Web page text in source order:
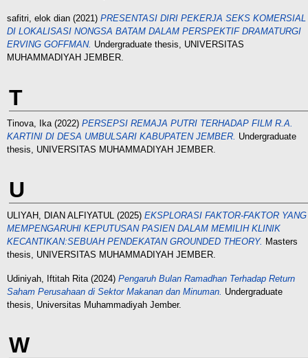
safitri, elok dian (2021) PRESENTASI DIRI PEKERJA SEKS KOMERSIAL
DI LOKALISASI NONGSA BATAM DALAM PERSPEKTIF DRAMATURGI
ERVING GOFFMAN. Undergraduate thesis, UNIVERSITAS
MUHAMMADIYAH JEMBER.
T
Tinova, Ika(2022) PERSEPSI REMAJA PUTRI TERHADAP FILM R.A.
KARTINI DI DESA UMBULSARI KABUPATEN JEMBER. Undergraduate
thesis, UNIVERSITAS MUHAMMADIYAH JEMBER.
U
ULIYAH, DIAN ALFIYATUL (2025) EKSPLORASI FAKTOR-FAKTOR YANG
MEMPENGARUHI KEPUTUSAN PASIEN DALAM MEMILIH KLINIK
KECANTIKAN:SEBUAH PENDEKATAN GROUNDED THEORY. Masters
thesis, UNIVERSITAS MUHAMMADIYAH JEMBER.
Udiniyah, Iftitah Rita(2024) Pengaruh Bulan Ramadhan Terhadap Return
Saham Perusahaan di Sektor Makanan dan Minuman. Undergraduate
thesis, Universitas Muhammadiyah Jember.
W